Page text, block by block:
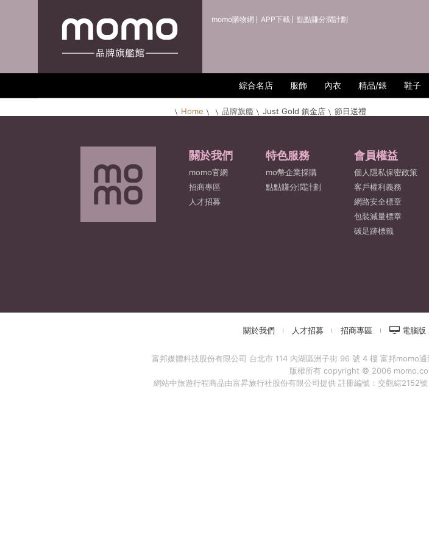
momo購物網 APP下載 點點賺分潤計劃
綜合名店 服飾 內衣 精品/錶 鞋子
Home 品牌旗艦 Just Gold 鎮金店 節日送禮
關於我們
momo官網
招商專區
人才招募
特色服務
mo幣企業採購
點點賺分潤計劃
會員權益
個人隱私保密政策
客戶權利義務
網路安全標章
包裝減量標章
碳足跡標籤
關於我們 人才招募 招商專區 電腦版
富邦媒體科技股份有限公司 台北市 114 內湖區洲子街 96 號 4 樓 富邦momo
版權所有 copyright © 2006
網站中旅遊行程商品由富昇旅行社股份有限公司提供 註冊編號：交觀綜